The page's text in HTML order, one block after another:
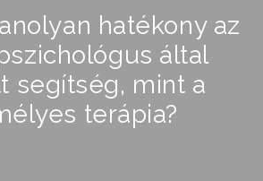
hatékony az
által
segítség, mint a
terápia?